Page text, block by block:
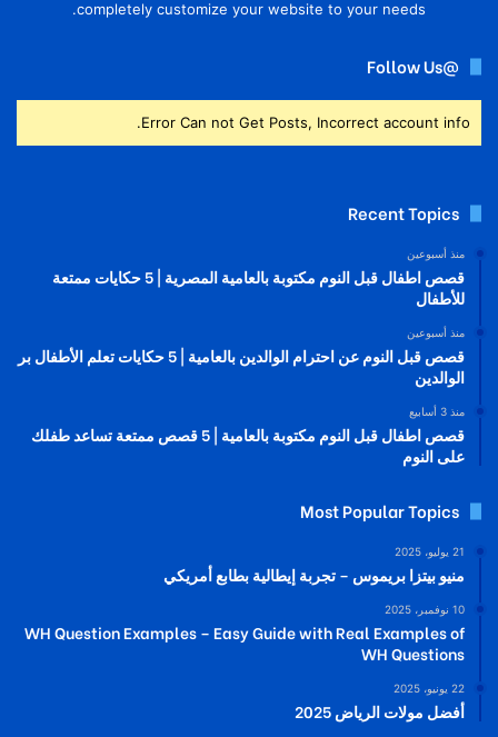
completely customize your website to your needs.
@Follow Us
Error Can not Get Posts, Incorrect account info.
Recent Topics
منذ أسبوعين
قصص اطفال قبل النوم مكتوبة بالعامية المصرية | 5 حكايات ممتعة
للأطفال
منذ أسبوعين
قصص قبل النوم عن احترام الوالدين بالعامية | 5 حكايات تعلم الأطفال بر
الوالدين
منذ 3 أسابيع
قصص اطفال قبل النوم مكتوبة بالعامية | 5 قصص ممتعة تساعد طفلك
على النوم
Most Popular Topics
21 يوليو، 2025
منيو بيتزا بريموس – تجربة إيطالية بطابع أمريكي
10 نوفمبر، 2025
WH Question Examples – Easy Guide with Real Examples of
WH Questions
22 يونيو، 2025
أفضل مولات الرياض 2025